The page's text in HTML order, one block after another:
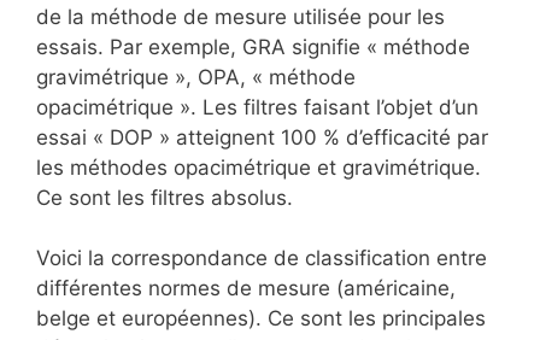
de la méthode de mesure utilisée pour les
essais. Par exemple, GRA signifie « méthode
gravimétrique », OPA, « méthode
opacimétrique ». Les filtres faisant l’objet d’un
essai « DOP » atteignent 100 % d’efficacité par
les méthodes opacimétrique et gravimétrique.
Ce sont les filtres absolus.
Voici la correspondance de classification entre
différentes normes de mesure (américaine,
belge et européennes). Ce sont les principales